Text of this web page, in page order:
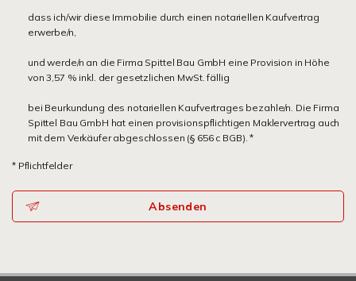
dass ich/wir diese Immobilie durch einen notariellen Kaufvertrag
erwerbe/n,
und werde/n an die Firma Spittel Bau GmbH eine Provision in Höhe
von 3,57 % inkl. der gesetzlichen MwSt. fällig
bei Beurkundung des notariellen Kaufvertrages bezahle/n. Die Firma
Spittel Bau GmbH hat einen provisionspflichtigen Maklervertrag auch
mit dem Verkäufer abgeschlossen (§ 656 c BGB). *
* Pflichtfelder
Absenden